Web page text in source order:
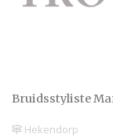
Bruidsstyliste
Hekendorp